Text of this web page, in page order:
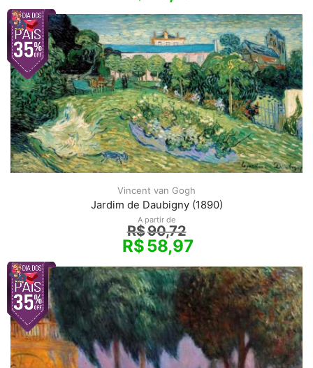
Vincent van Gogh
Jardim de Daubigny (1890)
A partir de
R$90,72
R$58,97